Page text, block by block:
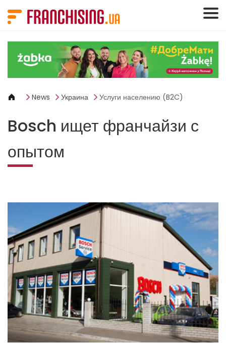
News Украина Услуги населению (B2C)
Bosch ищет франчайзи с
опытом